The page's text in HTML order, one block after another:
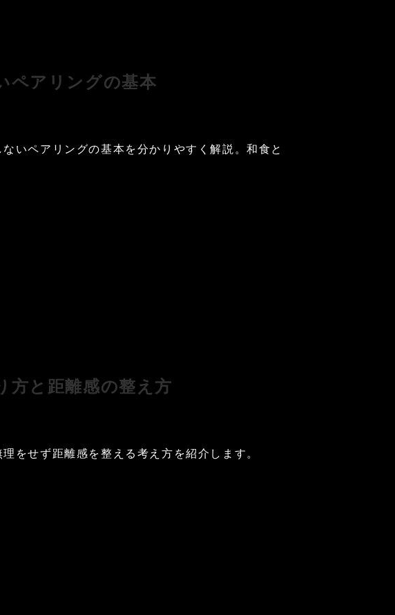
ペアリングの基本
いペアリングの基本を分かりやすく解説。和食と
方と距離感の整え方
をせず距離感を整える考え方を紹介します。